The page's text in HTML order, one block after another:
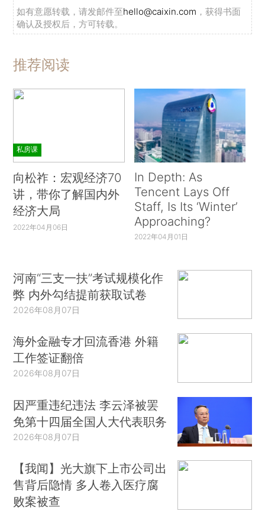
如有意愿转载，请发邮件至hello@caixin.com ，获得书面
确认及授权后，方可转载。
推荐阅读
私房课
向松祚：宏观经济70
讲，带你了解国内外
经济大局
2022年04月06日
In Depth: As
Tencent Lays Off
Staff, Is Its ‘Winter’
Approaching?
2022年04月01日
河南“三支一扶”考试规模化作
弊 内外勾结提前获取试卷
2026年08月07日
海外金融专才回流香港 外籍
工作签证翻倍
2026年08月07日
因严重违纪违法 李云泽被罢
免第十四届全国人大代表职务
2026年08月07日
【我闻】光大旗下上市公司出
售背后隐情 多人卷入医疗腐
败案被查